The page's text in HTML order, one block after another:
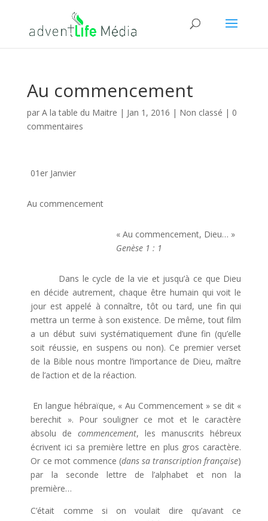
Au commencement
par A la table du Maitre | Jan 1, 2016 | Non classé | 0
commentaires
01er Janvier
Au commencement
« Au commencement, Dieu… »
Genèse 1 : 1
Dans le cycle de la vie et jusqu’à ce que Dieu
en décide autrement, chaque être humain qui voit le
jour est appelé à connaître, tôt ou tard, une fin qui
mettra un terme à son existence. De même, tout film
a un début suivi systématiquement d’une fin (qu’elle
soit réussie, en suspens ou non). Ce premier verset
de la Bible nous montre l’importance de Dieu, maître
de l’action et de la réaction.
En langue hébraïque, « Au Commencement » se dit «
berechit ». Pour souligner ce mot et le caractère
absolu decommencement, les manuscrits hébreux
écrivent ici sa première lettre en plus gros caractère.
Or ce mot commence (dans sa transcription française)
par la seconde lettre de l’alphabet et non la
première…
C’était comme si on voulait dire qu’avant ce